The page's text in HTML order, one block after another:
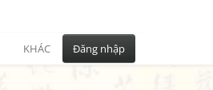
KHÁC Đăng nhập